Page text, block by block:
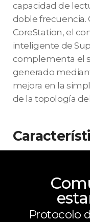
capacidad de
doble frecuencia.
CoreStation, el
inteligente de
complementa el
generado
mejora en la
de la topología
Protocolo